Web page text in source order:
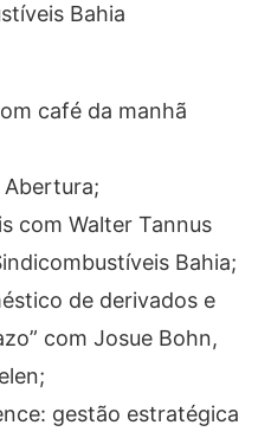
Bahia
café da manhã
Abertura;
com Walter Tannus
Bahia;
de derivados e
com Josue Bohn,
gestão estratégica